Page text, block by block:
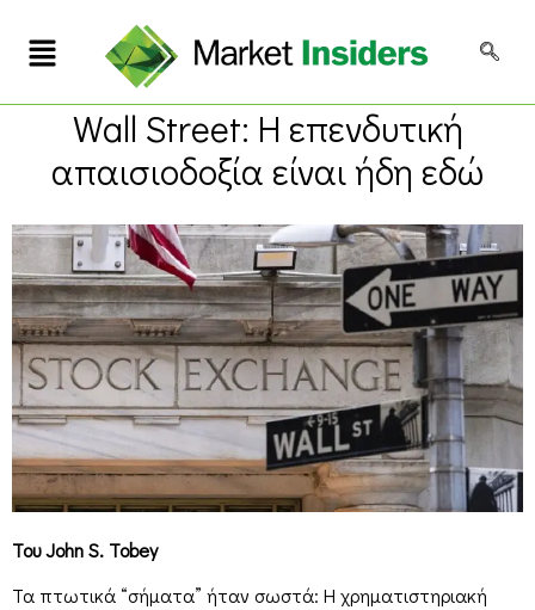
Wall Street: Η επενδυτική
απαισιοδοξία είναι ήδη εδώ
Του John S. Tobey
Τα πτωτικά “σήματα” ήταν σωστά: Η χρηματιστηριακή